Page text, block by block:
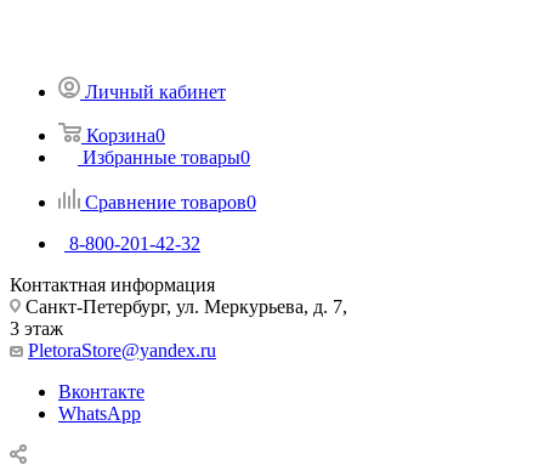
Личный кабинет
Корзина0
Избранные товары0
Сравнение товаров0
8-800-201-42-32
Контактная информация
Санкт-Петербург, ул. Меркурьева, д. 7,
3 этаж
PletoraStore@yandex.ru
Вконтакте
WhatsApp